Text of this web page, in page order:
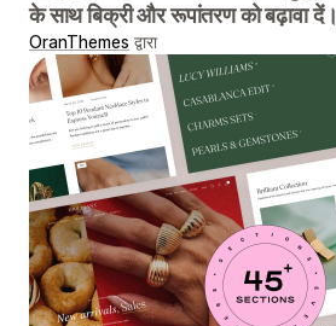
के साथ बिक्री और रूपांतरण को बढ़ावा दें।
OranThemes द्वारा